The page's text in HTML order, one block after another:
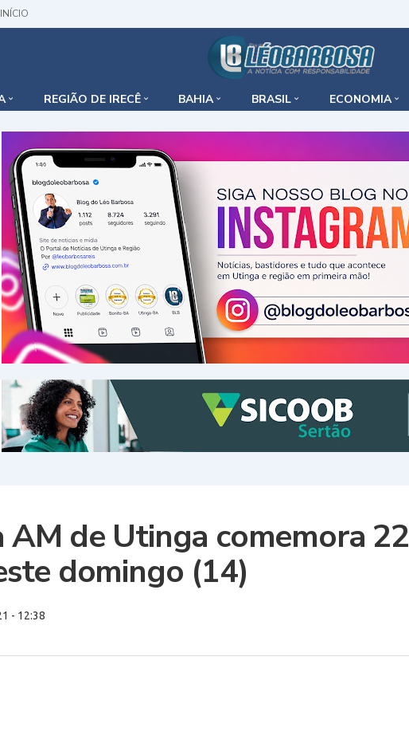
INÍCIO
REGIÃO DE IRECÊ BAHIA BRASIL ECONOMIA
AM de Utinga comemora 22
domingo (14)
- 12:38